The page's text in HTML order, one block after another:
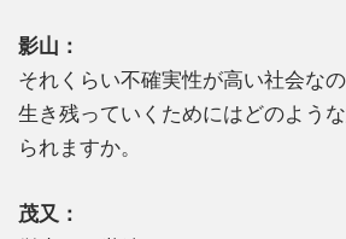
影山：
それくらい不確実性が高い社会な
生き残っていくためにはどのよう
られますか。
茂又：